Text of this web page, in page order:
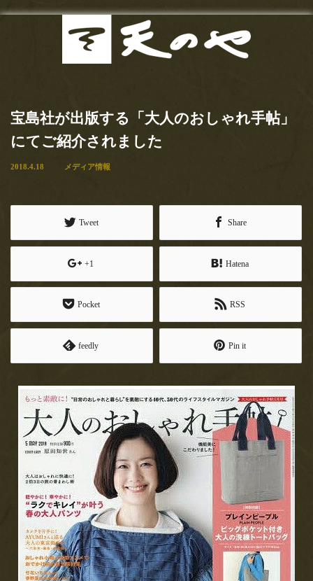
宝島社が出版する「大人のおしゃれ手帖」
にてご紹介されました
2018.4.18 メディア情報
Tweet Share
+1 Hatena
Pocket RSS
feedly Pin it
当店の歴史
お品書き
お飲み物
お土産
メディア情報
店舗情報
お問い合わせ
東京カレンダー（web）様にま
たまたご紹介頂きました！！い
つも有り難うございます！！
【とろけるわらび餅も手土産ＯＫ！玉子サンドで有名な『天の
ございます！！おいしいマルシェ様ご紹介文…
出版の 『 &Premium 』特別編
ました！
MAGAZINE HOUSE さんより出版の 『 &Premium 』特別編集バ
ージョンが発行されました！！MOOK…
2020.4.22
エイ出版社 発行の『孤独のス
イーツ』にて天のやをご紹介い
ただきました！
エイ出版社 発行の『孤独のスイーツ』 発売予定日：2020年4月
21日 〜ひとりでスイーツを嗜む時間〜…
2020.4.14